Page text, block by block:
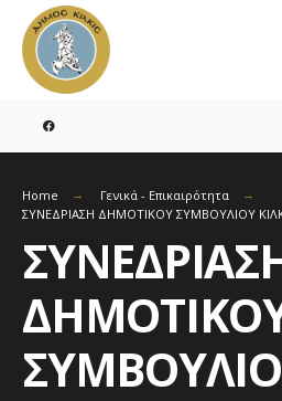
Skip
Home
Γενικά - Επικαιρότητα
ΣΥΝΕΔΡΙΑΣΗ ΔΗΜΟΤΙΚΟΥ ΣΥΜΒΟΥΛΙΟΥ
Search
for: